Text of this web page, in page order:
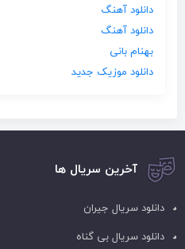
دانلود آهنگ
دانلود آهنگ
بهنام بانی
دانلود موزیک جدید
آخرین سریال ها
دانلود سریال جیران
دانلود سریال بی گناه